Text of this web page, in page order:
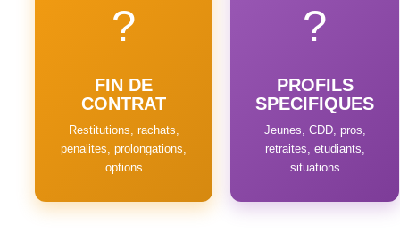
?
FIN DE
CONTRAT
Restitutions, rachats,
penalites, prolongations,
options
?
PROFILS
SPECIFIQUES
Jeunes, CDD, pros,
retraites, etudiants,
situations